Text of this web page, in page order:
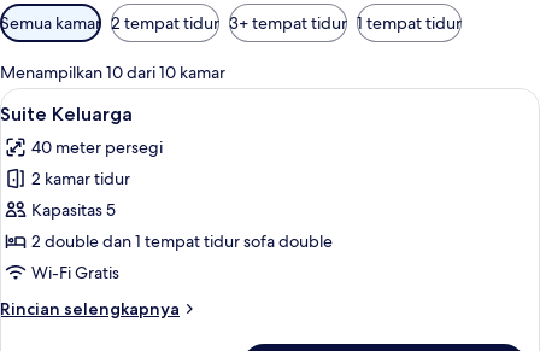
Filter
tersedia
untuk
kamar
Semua kamar 2 tempat tidur 3+ tempat tidur 1 tempat tidur
Menampilkan 10 dari 10 kamar
Lihat
semua
foto
untuk
Suite
Keluarga
Seprai premium, selimut bulu angsa,
8
Suite Keluarga
40 meter persegi
2 kamar tidur
Kapasitas 5
2 double dan 1 tempat tidur sofa double
Wi-Fi Gratis
Rincian selengkapnya
Rincian